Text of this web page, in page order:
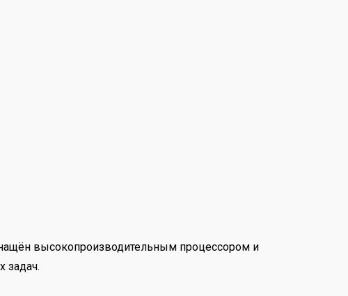
высокопроизводительным процессором и
задач.